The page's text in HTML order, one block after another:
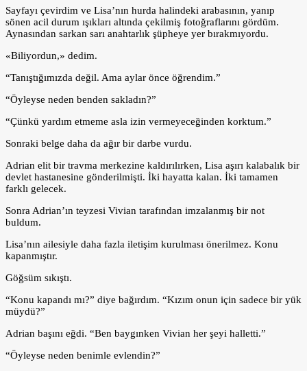
Sayfayı çevirdim ve Lisa’nın hurda halindeki arabasının, yanıp
sönen acil durum ışıkları altında çekilmiş fotoğraflarını gördüm.
Aynasından sarkan sarı anahtarlık şüpheye yer bırakmıyordu.
«Biliyordun,» dedim.
“Tanıştığımızda değil. Ama aylar önce öğrendim.”
“Öyleyse neden benden sakladın?”
“Çünkü yardım etmeme asla izin vermeyeceğinden korktum.”
Sonraki belge daha da ağır bir darbe vurdu.
Adrian elit bir travma merkezine kaldırılırken, Lisa aşırı kalabalık bir
devlet hastanesine gönderilmişti. İki hayatta kalan. İki tamamen
farklı gelecek.
Sonra Adrian’ın teyzesi Vivian tarafından imzalanmış bir not
buldum.
Lisa’nın ailesiyle daha fazla iletişim kurulması önerilmez. Konu
kapanmıştır.
Göğsüm sıkıştı.
“Konu kapandı mı?” diye bağırdım. “Kızım onun için sadece bir yük
müydü?”
Adrian başını eğdi. “Ben baygınken Vivian her şeyi halletti.”
“Öyleyse neden benimle evlendin?”